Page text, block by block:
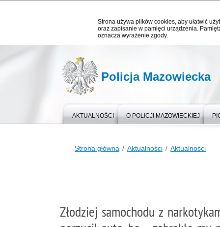
Strona używa plików cookies, aby ułatwić
oraz zapisanie w pamięci urządzenia.
oznacza wyrażenie zgody.
Policja Mazowiecka
AKTUALNOŚCI O POLICJI MAZOWIECKIEJ
Strona główna Aktualności Aktualności
Złodziej samochodu z